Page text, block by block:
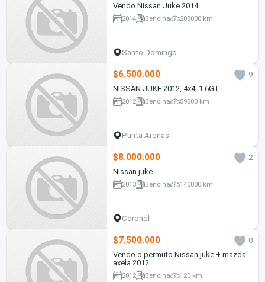
Vendo Nissan Juke 2014
2014 Bencina 208000 km
Santo Domingo
$6.500.000
9
NISSAN JUKE 2012, 4x4, 1.6GT
2012 Bencina 59000 km
Punta Arenas
$8.000.000
2
Nissan juke
2013 Bencina 140000 km
Coronel
$7.500.000
0
Vendo o permuto Nissan juke + mazda
axela 2012
2012 Bencina 120 km